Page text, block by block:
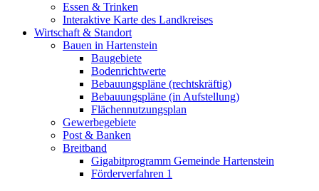
Essen & Trinken
Interaktive Karte des Landkreises
Wirtschaft & Standort
Bauen in Hartenstein
Baugebiete
Bodenrichtwerte
Bebauungspläne (rechtskräftig)
Bebauungspläne (in Aufstellung)
Flächennutzungsplan
Gewerbegebiete
Post & Banken
Breitband
Gigabitprogramm Gemeinde Hartenstein
Förderverfahren 1